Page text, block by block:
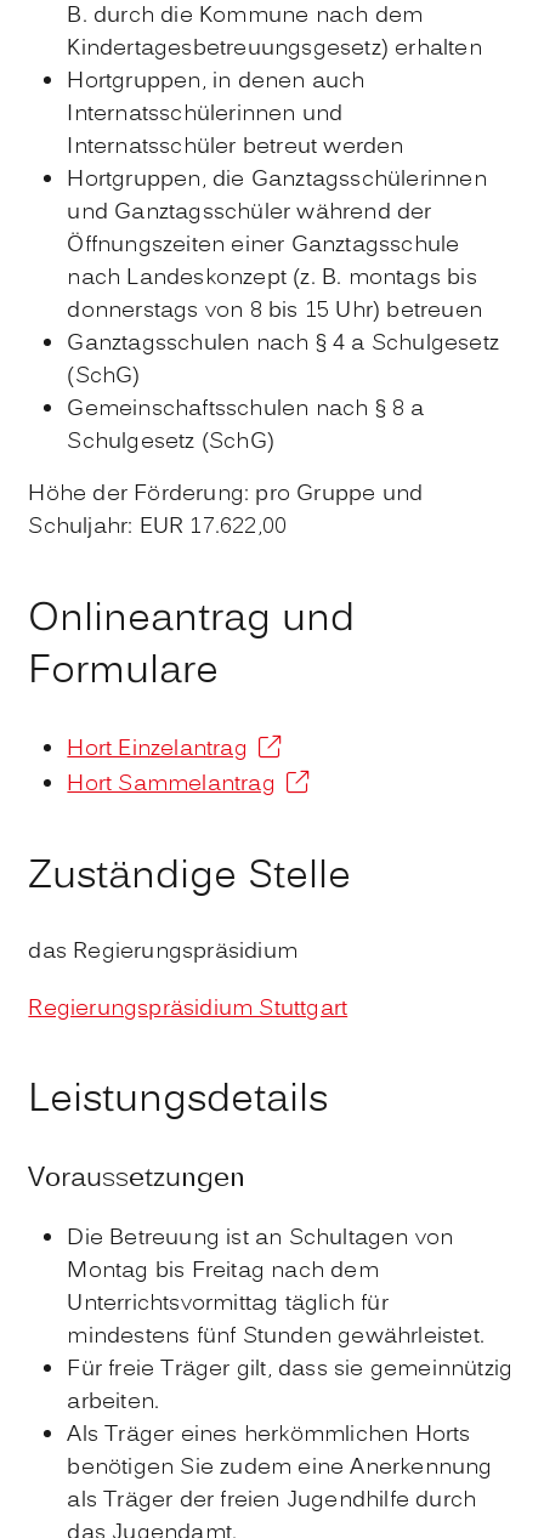
B. durch die Kommune nach dem
Kindertagesbetreuungsgesetz) erhalten
Hortgruppen, in denen auch
Internatsschülerinnen und
Internatsschüler betreut werden
Hortgruppen, die Ganztagsschülerinnen
und Ganztagsschüler während der
Öffnungszeiten einer Ganztagsschule
nach Landeskonzept (z. B. montags bis
donnerstags von 8 bis 15 Uhr) betreuen
Ganztagsschulen nach § 4 a Schulgesetz
(SchG)
Gemeinschaftsschulen nach § 8 a
Schulgesetz (SchG)
Höhe der Förderung: pro Gruppe und
Schuljahr: EUR 17.622,00
Onlineantrag und
Formulare
Hort Einzelantrag
Hort Sammelantrag
Zuständige Stelle
das Regierungspräsidium
Regierungspräsidium Stuttgart
Leistungsdetails
Voraussetzungen
Die Betreuung ist an Schultagen von
Montag bis Freitag nach dem
Unterrichtsvormittag täglich für
mindestens fünf Stunden gewährleistet.
Für freie Träger gilt, dass sie gemeinnützig
arbeiten.
Als Träger eines herkömmlichen Horts
benötigen Sie zudem eine Anerkennung
als Träger der freien Jugendhilfe durch